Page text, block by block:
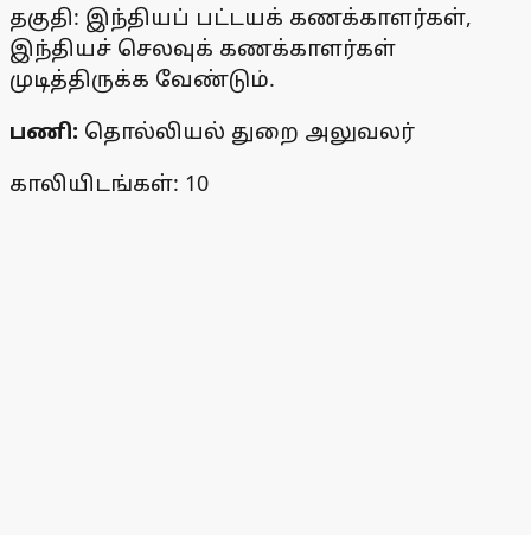
தகுதி: இந்தியப் பட்டயக் கணக்காளர்கள்,
இந்தியச் செலவுக் கணக்காளர்கள்
முடித்திருக்க வேண்டும்.
பணி: தொல்லியல் துறை அலுவலர்
காலியிடங்கள்: 10